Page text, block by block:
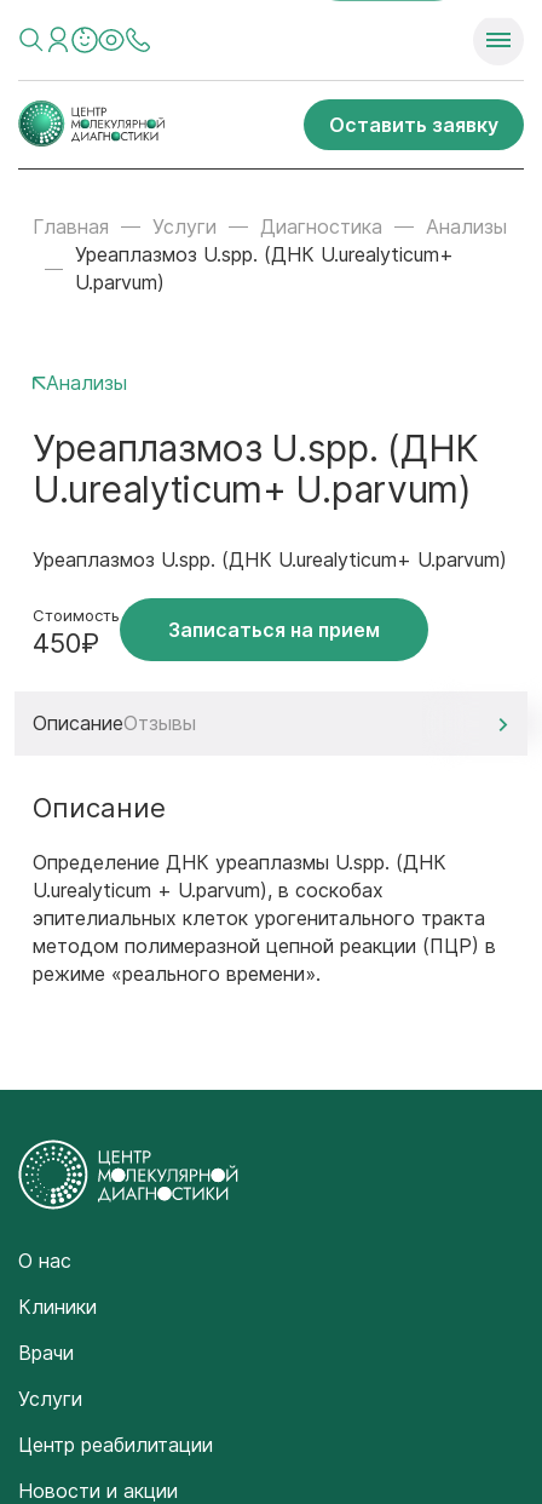
Оставить заявку
Главная Услуги Диагностика
Анализы
Уреаплазмоз U.spp. (ДНК U.urealyticum+
U.parvum)
Анализы
Уреаплазмоз U.spp. (ДНК
U.urealyticum+ U.parvum)
Уреаплазмоз U.spp. (ДНК U.urealyticum+ U.parvum)
Стоимость
450₽ Записаться на прием
ОписаниеОтзывы
Описание
Определение ДНК уреаплазмы U.spp. (ДНК
U.urealyticum + U.parvum), в соскобах
эпителиальных клеток урогенитального тракта
методом полимеразной цепной реакции (ПЦР) в
режиме «реального времени».
О нас
Клиники
Врачи
Услуги
Центр реабилитации
Новости и акции